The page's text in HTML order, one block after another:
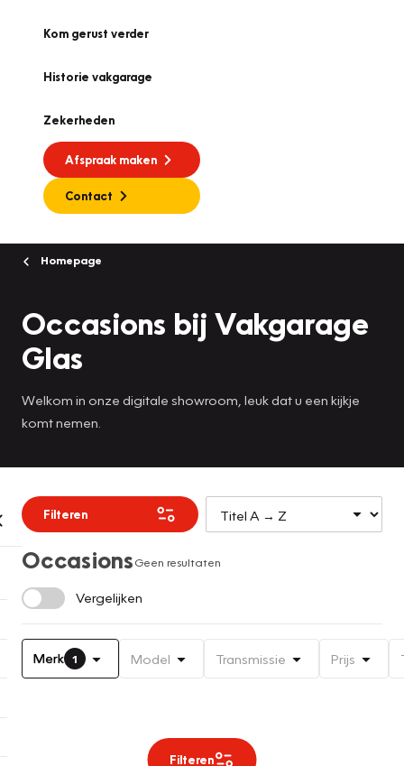
Kom gerust verder
Historie vakgarage
Zekerheden
Afspraak maken
Contact
Homepage
Occasions bij Vakgarage
Glas
Welkom in onze digitale showroom, leuk dat u een kijkje
komt nemen.
Filteren
OccasionsGeen resultaten
Vergelijken
Merk 1 Model Transmissie Prijs
Filteren